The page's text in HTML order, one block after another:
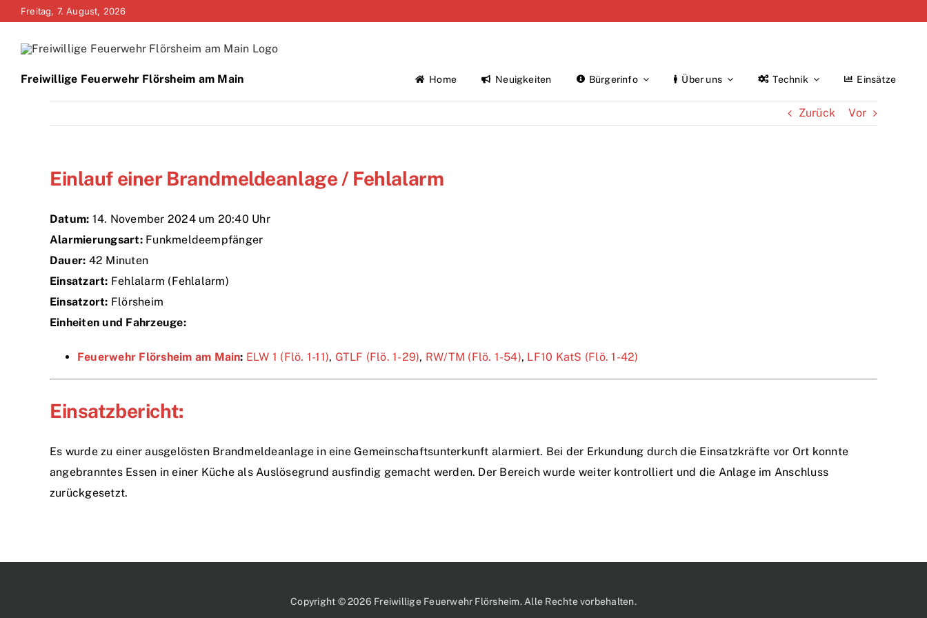
Zum
springen
Freitag, 7. August, 2026
Freiwillige Feuerwehr Flörsheim am Main Home Neuigkeiten Bürgerinfo Über uns Technik Einsätze
Zurück Vor
Einlauf einer Brandmeldeanlage / Fehlalarm
Datum: 14. November 2024 um 20:40 Uhr
Alarmierungsart:Funkmeldeempfänger
Dauer: 42 Minuten
Einsatzart: Fehlalarm (Fehlalarm)
Einsatzort: Flörsheim
Einheiten und Fahrzeuge:
Feuerwehr Flörsheim am Main: ELW 1 (Flö. 1-11), GTLF (Flö. 1-29), RW/TM (Flö. 1-54), LF10 KatS (Flö. 1-42)
Einsatzbericht:
Es wurde zu einer ausgelösten Brandmeldeanlage in eine Gemeinschaftsunterkunft alarmiert. Bei der Erkundung durch die Einsatzkräfte vor Ort konnte
angebranntes Essen in einer Küche als Auslösegrund ausfindig gemacht werden. Der Bereich wurde weiter kontrolliert und die Anlage im Anschluss
zurückgesetzt.
Copyright © 2026 Freiwillige Feuerwehr Flörsheim. Alle Rechte vorbehalten.